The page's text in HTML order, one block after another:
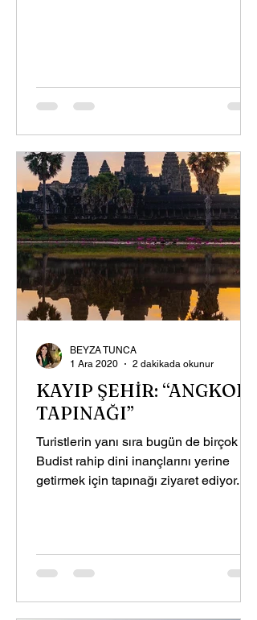
KAYIP ŞEHİR: “ANGKOR
TAPINAĞI”
Turistlerin yanı sıra bugün de birçok
Budist rahip dini inançlarını yerine
getirmek için tapınağı ziyaret ediyor.
BEYZA TUNCA
1 Ara 2020
2 dakikada okunur